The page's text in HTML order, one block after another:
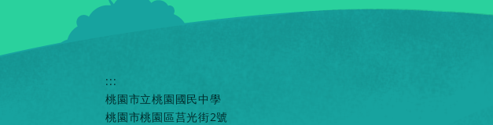
:::
桃園市立桃園國民中學
桃園市桃園區莒光街2號